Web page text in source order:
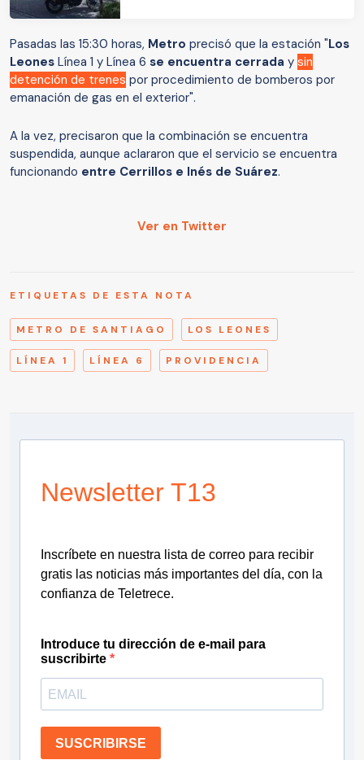
Pasadas las 15:30 horas, Metro precisó que la estación "Los
Leones Línea 1 y Línea 6 se encuentra cerrada y sin
detención de trenes por procedimiento de bomberos por
emanación de gas en el exterior".
A la vez, precisaron que la combinación se encuentra
suspendida, aunque aclararon que el servicio se encuentra
funcionando entre Cerrillos e Inés de Suárez.
Ver en Twitter
ETIQUETAS DE ESTA NOTA
METRO DE SANTIAGO LOS LEONES
LÍNEA 1 LÍNEA 6 PROVIDENCIA
Newsletter T13
Inscríbete en nuestra lista de correo para recibir
gratis las noticias más importantes del día, con la
confianza de Teletrece.
Introduce tu dirección de e-mail para
suscribirte
SUSCRIBIRSE